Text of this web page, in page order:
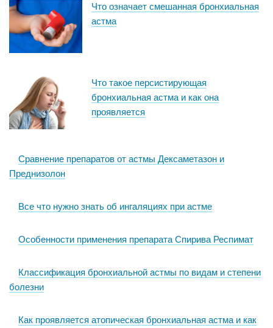
Что означает смешанная бронхиальная
астма
Что такое персистирующая
бронхиальная астма и как она
проявляется
Сравнение препаратов от астмы Дексаметазон и
Преднизолон
Все что нужно знать об ингаляциях при астме
Особенности применения препарата Спирива Респимат
Классификация бронхиальной астмы по видам и степени
болезни
Как проявляется атопическая бронхиальная астма и как